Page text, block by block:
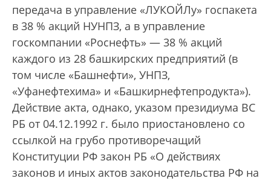
передача в управление «ЛУКОЙЛу» госпакета
в 38 % акций НУНПЗ, а в управление
госкомпании «Роснефть» — 38 % акций
каждого из 28 башкирских предприятий (в
том числе «Башнефти», УНПЗ,
«Уфанефтехима» и «Башкирнефтепродукта»).
Действие акта, однако, указом президиума ВС
РБ от 04.12.1992 г. было приостановлено со
ссылкой на грубо противоречащий
Конституции РФ закон РБ «О действиях
законов и иных актов законодательства РФ на